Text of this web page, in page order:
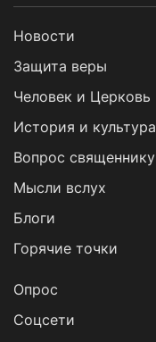
Новости
Защита веры
Человек и Церковь
История и культура
Вопрос священнику
Мысли вслух
Блоги
Горячие точки
Опрос
Cоцсети